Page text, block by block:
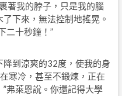
著我的脖子，只是我的腦
下來，無法控制地搖晃。
二十秒鐘！”
到涼爽的32度，使我的身
寒冷，甚至不鍛煉，正在
弗萊恩說。你還記得大學